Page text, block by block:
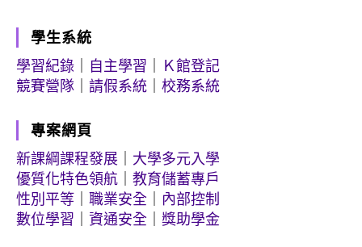
學生系統
學習紀錄
自主學習
Ｋ館登記
競賽營隊
請假系統 校務系統
專案網頁
新課綱課程發展
大學多元入學
優質化特色領航
教育儲蓄專戶
性別平等
職業安全
內部控制
數位學習
資通安全 獎助學金